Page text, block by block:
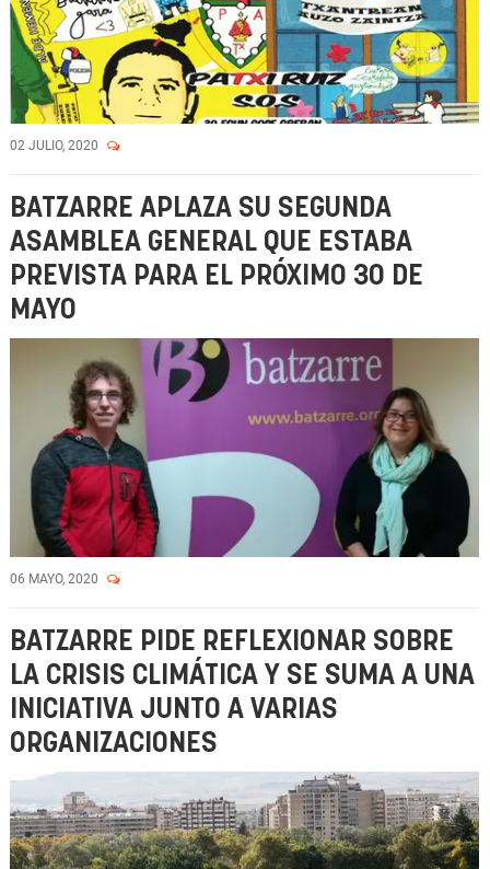
02 JULIO, 2020
BATZARRE APLAZA SU SEGUNDA
ASAMBLEA GENERAL QUE ESTABA
PREVISTA PARA EL PRÓXIMO 30 DE
MAYO
06 MAYO, 2020
BATZARRE PIDE REFLEXIONAR SOBRE
LA CRISIS CLIMÁTICA Y SE SUMA A UNA
INICIATIVA JUNTO A VARIAS
ORGANIZACIONES